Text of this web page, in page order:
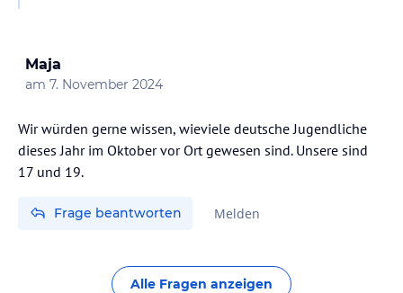
Maja
am 7. November 2024
Wir würden gerne wissen, wieviele deutsche Jugendliche
dieses Jahr im Oktober vor Ort gewesen sind. Unsere sind
17 und 19.
Frage beantworten Melden
Alle Fragen anzeigen